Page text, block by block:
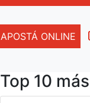
APOSTÁ ONLINE
Top 10